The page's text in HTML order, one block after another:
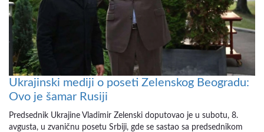
Ukrajinski mediji o poseti Zelenskog Beogradu:
Ovo je šamar Rusiji
Predsednik Ukrajine Vladimir Zelenski doputovao je u subotu, 8.
avgusta, u zvaničnu posetu Srbiji, gde se sastao sa predsednikom